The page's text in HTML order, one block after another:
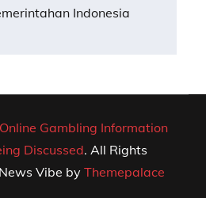
Indonesia
Online Gambling Information
Discussed. All Rights
Vibe by Themepalace